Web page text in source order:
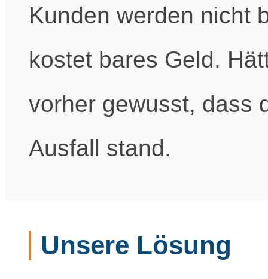
Kunden werden nicht
kostet bares Geld.
vorher gewusst, dass
Ausfall stand.
Unsere Lösung